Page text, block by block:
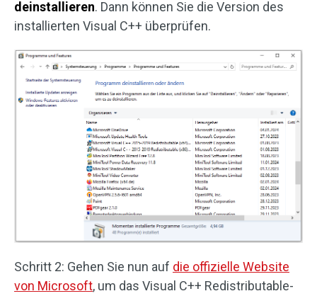
deinstallieren. Dann können Sie die Version des
installierten Visual C++ überprüfen.
Schritt 2: Gehen Sie nun auf die offizielle Website
von Microsoft, um das Visual C++ Redistributable-